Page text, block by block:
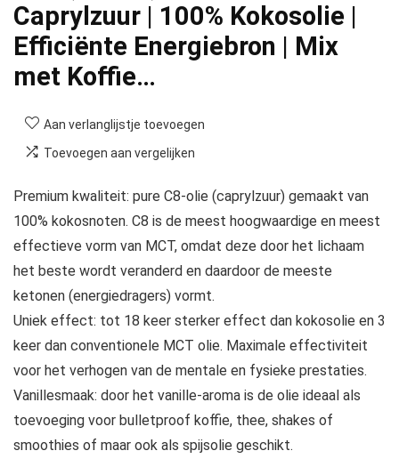
Caprylzuur | 100% Kokosolie |
Efficiënte Energiebron | Mix
met Koffie…
Aan verlanglijstje toevoegen
Toevoegen aan vergelijken
Premium kwaliteit: pure C8-olie (caprylzuur) gemaakt van
100% kokosnoten. C8 is de meest hoogwaardige en meest
effectieve vorm van MCT, omdat deze door het lichaam
het beste wordt veranderd en daardoor de meeste
ketonen (energiedragers) vormt.
Uniek effect: tot 18 keer sterker effect dan kokosolie en 3
keer dan conventionele MCT olie. Maximale effectiviteit
voor het verhogen van de mentale en fysieke prestaties.
Vanillesmaak: door het vanille-aroma is de olie ideaal als
toevoeging voor bulletproof koffie, thee, shakes of
smoothies of maar ook als spijsolie geschikt.